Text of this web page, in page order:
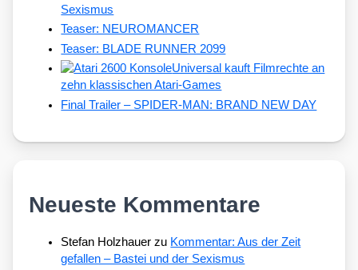
Sexismus
Teaser: NEUROMANCER
Teaser: BLADE RUNNER 2099
Universal kauft Filmrechte an
zehn klassischen Atari-Games
Final Trailer – SPIDER-MAN: BRAND NEW DAY
Neueste Kommentare
Stefan Holzhauer zu Kommentar: Aus der Zeit
gefallen – Bastei und der Sexismus